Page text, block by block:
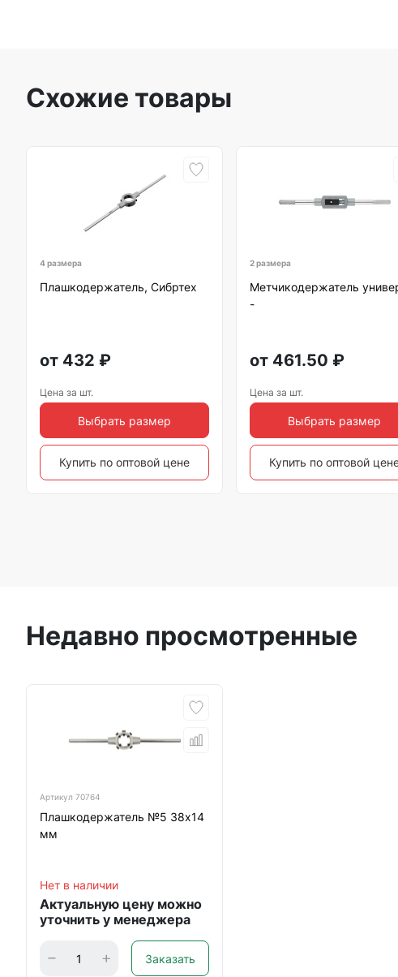
Схожие товары
4 размера
Плашкодержатель, Сибртех
от 432 ₽
Цена за шт.
Выбрать размер
Купить по оптовой цене
2 размера
Метчикодержатель
-
от 461.50 ₽
Цена за шт.
Выбрать размер
Купить по оптовой
Недавно просмотренные
Артикул 70764
Плашкодержатель №5 38х14
мм
Нет в наличии
Актуальную цену можно
уточнить у менеджера
Заказать